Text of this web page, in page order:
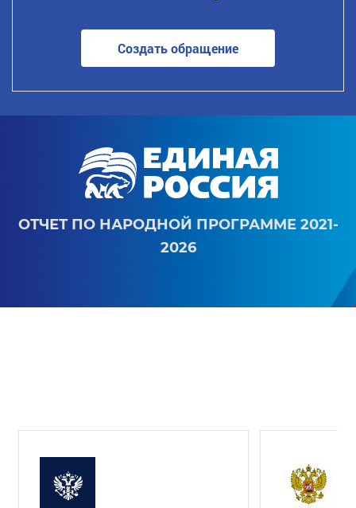
Создать обращение
ОТЧЕТ ПО НАРОДНОЙ ПРОГРАММЕ 2021-
2026